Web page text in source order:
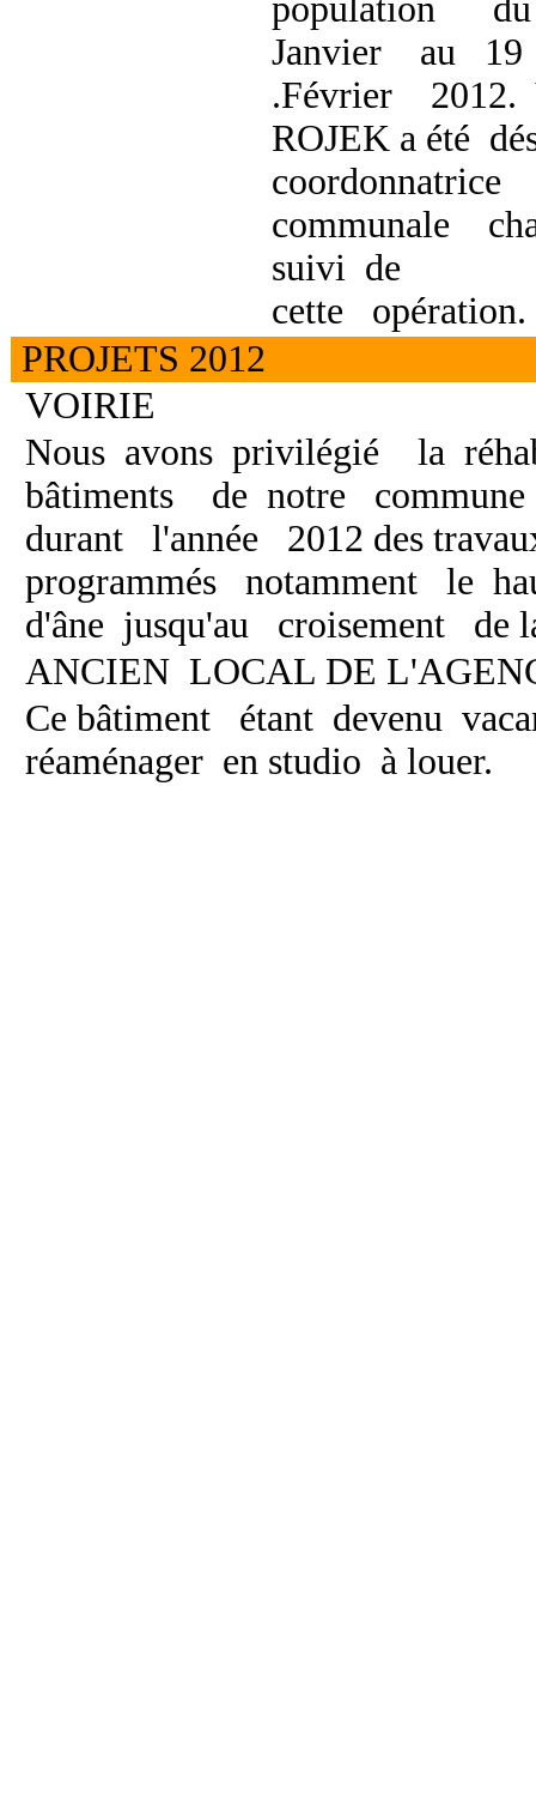
population
Janvier au 19
.Février
ROJEK a été
coordonnatrice
communale
suivi de
cette opération.
PROJETS 2012
VOIRIE
Nous avons privilégié la
bâtiments de notre
durant l'année 2012 des
programmés notamment le
d'âne jusqu'au croisement de
ANCIEN LOCAL DE
Ce bâtiment étant devenu
réaménager en studio à louer.